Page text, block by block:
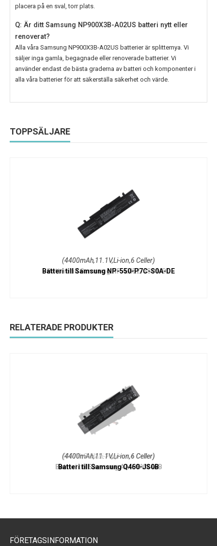
placera på en sval, torr plats.
Q: Är ditt Samsung NP900X3B-A02US batteri nytt eller
renoverat?
Alla våra Samsung NP900X3B-A02US batterier är splitternya. Vi
säljer inga gamla, begagnade eller renoverade batterier. Vi
använder endast de bästa graderna av batteri och komponenter i
alla våra batterier för att säkerställa säkerhet och värde.
TOPPSÄLJARE
(4400mAh,11.1V,Li-ion,6 Celler)
Batteri till Samsung NP-550-P7C-S0A-DE
RELATERADE PRODUKTER
(4400mAh,11.1V,Li-ion,6 Celler)
Batteri till Samsung Q460-JS0B
FÖRETAGSINFORMATION